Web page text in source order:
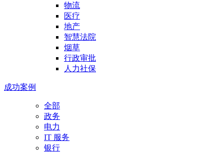
物流
医疗
地产
智慧法院
烟草
行政审批
人力社保
成功案例
全部
政务
电力
IT 服务
银行